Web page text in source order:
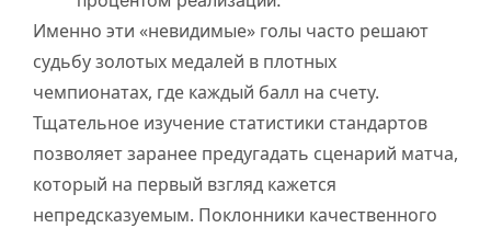
Именно эти «невидимые» голы часто решают
судьбу золотых медалей в плотных
чемпионатах, где каждый балл на счету.
Тщательное изучение статистики стандартов
позволяет заранее предугадать сценарий матча,
который на первый взгляд кажется
непредсказуемым. Поклонники качественного